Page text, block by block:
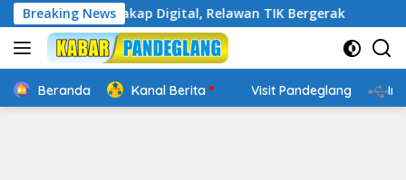
Langsung
ke
konten
Breaking News
Cakap Digital, Relawan TIK Bergerak Mengenal
Beranda Kanal Berita Visit Pandeglang